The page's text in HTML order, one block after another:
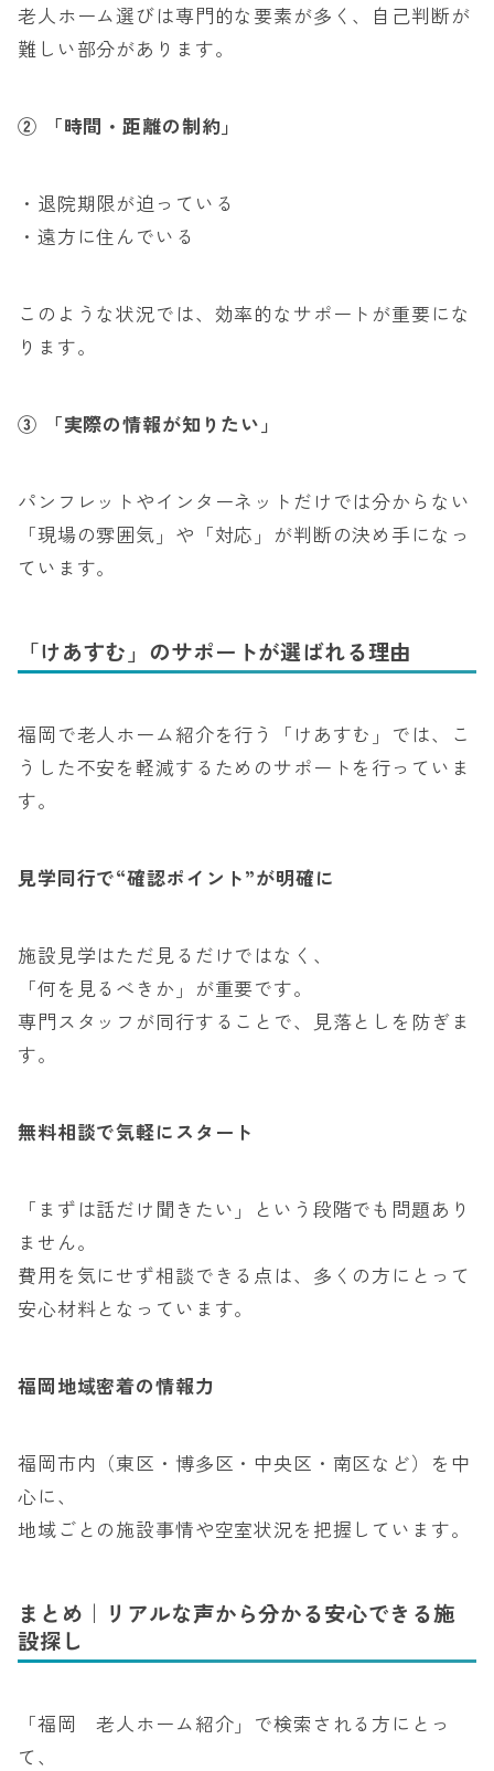
老人ホーム選びは専門的な要素が多く、自己判断が
難しい部分があります。
② 「時間・距離の制約」
・退院期限が迫っている
・遠方に住んでいる
このような状況では、効率的なサポートが重要にな
ります。
③ 「実際の情報が知りたい」
パンフレットやインターネットだけでは分からない
「現場の雰囲気」や「対応」が判断の決め手になっ
ています。
「けあすむ」のサポートが選ばれる理由
福岡で老人ホーム紹介を行う「けあすむ」では、こ
うした不安を軽減するためのサポートを行っていま
す。
見学同行で“確認ポイント”が明確に
施設見学はただ見るだけではなく、
「何を見るべきか」が重要です。
専門スタッフが同行することで、見落としを防ぎま
す。
無料相談で気軽にスタート
「まずは話だけ聞きたい」という段階でも問題あり
ません。
費用を気にせず相談できる点は、多くの方にとって
安心材料となっています。
福岡地域密着の情報力
福岡市内（東区・博多区・中央区・南区など）を中
心に、
地域ごとの施設事情や空室状況を把握しています。
まとめ｜リアルな声から分かる安心できる施
設探し
「福岡 老人ホーム紹介」で検索される方にとっ
て、